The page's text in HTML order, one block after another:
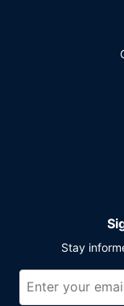
Stay